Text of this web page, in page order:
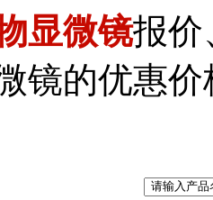
显微镜报价
镜的优惠价